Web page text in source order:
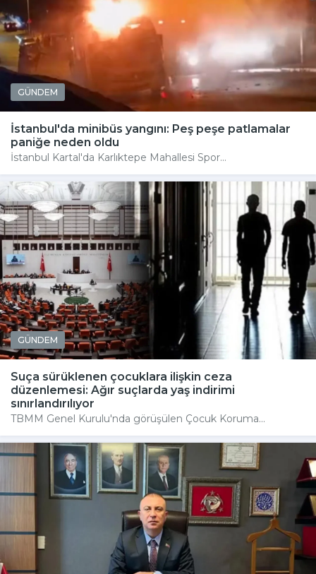
GÜNDEM
İstanbul'da minibüs yangını: Peş peşe patlamalar
paniğe neden oldu
İstanbul Kartal'da Karlıktepe Mahallesi Spor...
GÜNDEM
Suça sürüklenen çocuklara ilişkin ceza
düzenlemesi: Ağır suçlarda yaş indirimi
sınırlandırılıyor
TBMM Genel Kurulu'nda görüşülen Çocuk Koruma...